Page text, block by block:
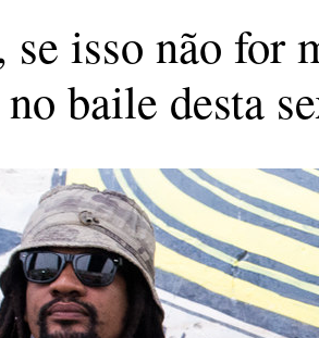
se isso não for
baile desta